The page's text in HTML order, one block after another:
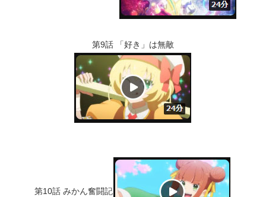
第9話 「好き」は無敵
第10話 みかん奮闘記